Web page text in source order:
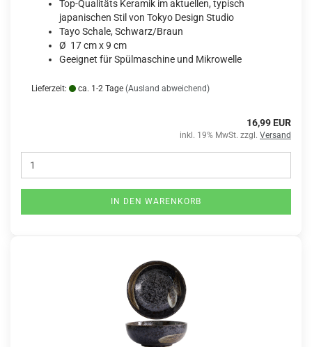
Top-Qualitäts Keramik im aktuellen, typisch
japanischen Stil von Tokyo Design Studio
Tayo Schale, Schwarz/Braun
Ø 17 cm x 9 cm
Geeignet für Spülmaschine und Mikrowelle
Lieferzeit: ca. 1-2 Tage (Ausland abweichend)
16,99 EUR
inkl. 19% MwSt. zzgl. Versand
IN DEN WARENKORB